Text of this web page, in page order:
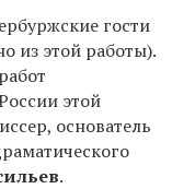
гости
из этой работы).
этой
основатель
.